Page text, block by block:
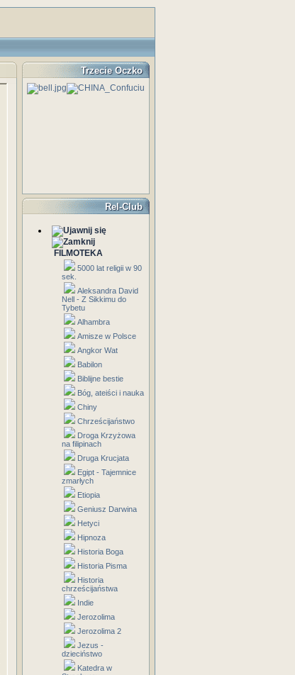
Trzecie Oczko
Rel-Club
FILMOTEKA
5000 lat religii w 90
sek.
Aleksandra David
Nell - Z Sikkimu do
Tybetu
Alhambra
Amisze w Polsce
Angkor Wat
Babilon
Biblijne bestie
Bóg, ateiści i nauka
Chiny
Chrześcijaństwo
Droga Krzyżowa
na filipinach
Druga Krucjata
Egipt - Tajemnice
zmarłych
Etiopia
Geniusz Darwina
Hetyci
Hipnoza
Historia Boga
Historia Pisma
Historia
chrześcijaństwa
Indie
Jerozolima
Jerozolima 2
Jezus -
dzieciństwo
Katedra w